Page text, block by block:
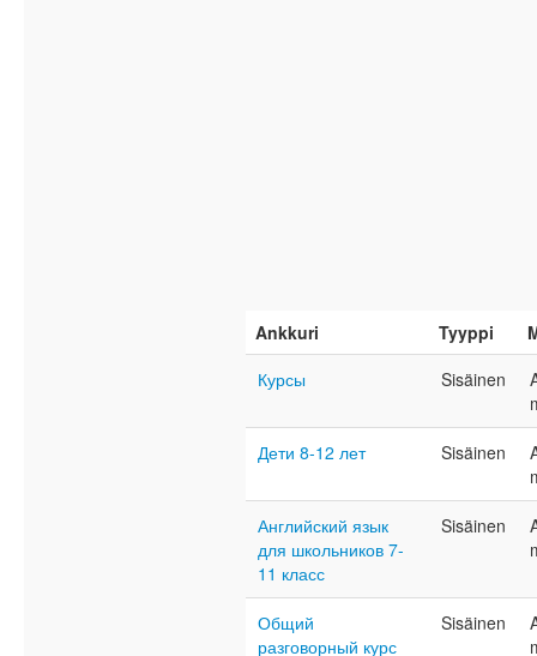
Ankkuri Tyyppi
Курсы
Sisäinen
Дети 8-12 лет Sisäinen
Английский язык
для школьников 7-
11 класс
Sisäinen
Общий
разговорный курс
Sisäinen